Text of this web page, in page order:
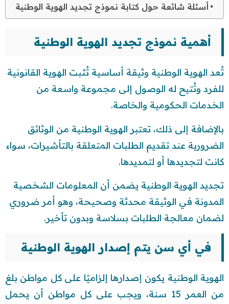
أسئلة شائعة حول كتابة نموذج تجديد الهوية الوطنية
أهمية نموذج تجديد الهوية الوطنية
تُعد الهوية الوطنية وثيقة أساسية تُثبت الهوية القانونية
للفرد وتُتيح له الوصول إلى مجموعة واسعة من
الخدمات الحكومية والخاصة.
بالإضافة إلى ذلك، تعتبر الهوية الوطنية من الوثائق
الضرورية عند تقديم الطلبات المتعلقة بالتأشيرات، سواء
كانت لتجديدها أو لتمديدها.
تجديد الهوية الوطنية يضمن أن المعلومات الشخصية
المدونة في الوثيقة محدثة وصحيحة، وهو أمر ضروري
لضمان معالجة الطلبات بسلاسة وبدون تأخير.
في أي سن يتم إصدار الهوية الوطنية
الهوية الوطنية يكون إصدارها إلزاميًا على كل مواطن بلغ
من العمر 15 سنة، ويجب على كل مواطن أن يحمل